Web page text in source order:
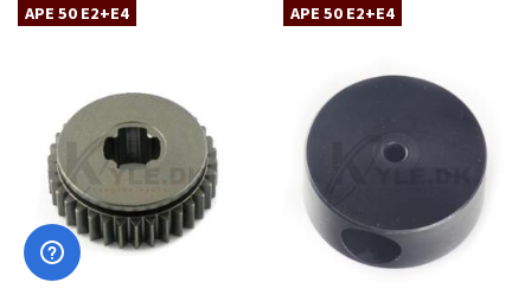
APE 50 E2+E4 APE 50 E2+E4